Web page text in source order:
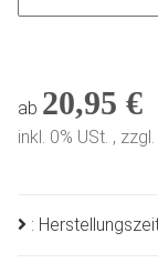
ab 20,95 €
inkl. 0% USt. , zzgl.
: